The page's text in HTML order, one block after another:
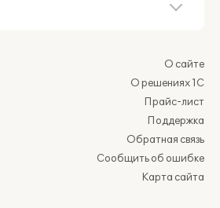
О сайте
О решениях 1С
Прайс-лист
Поддержка
Обратная связь
Сообщить об ошибке
Карта сайта